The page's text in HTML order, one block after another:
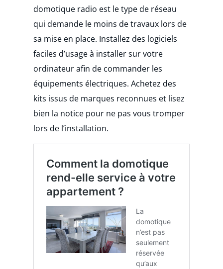
domotique radio est le type de réseau
qui demande le moins de travaux lors de
sa mise en place. Installez des logiciels
faciles d’usage à installer sur votre
ordinateur afin de commander les
équipements électriques. Achetez des
kits issus de marques reconnues et lisez
bien la notice pour ne pas vous tromper
lors de l’installation.